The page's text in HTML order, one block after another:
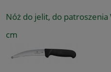
Nóż do jelit, do patroszenia
cm